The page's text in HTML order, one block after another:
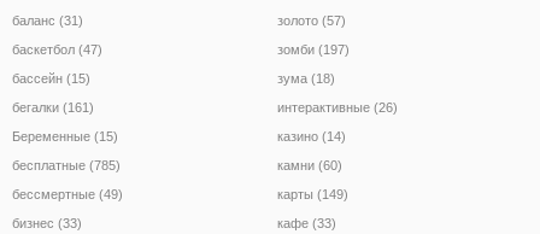
баланс (31)
баскетбол (47)
бассейн (15)
бегалки (161)
Беременные (15)
бесплатные (785)
бессмертные (49)
бизнес (33)
золото (57)
зомби (197)
зума (18)
интерактивные (26)
казино (14)
камни (60)
карты (149)
кафе (33)